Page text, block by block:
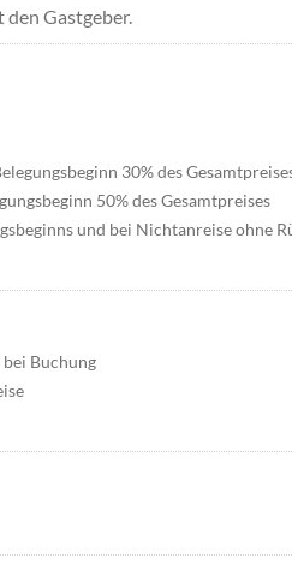
Gastgeber.
30% des
50% des Gesamtpreises
und bei Nichtanreise ohne
Buchung